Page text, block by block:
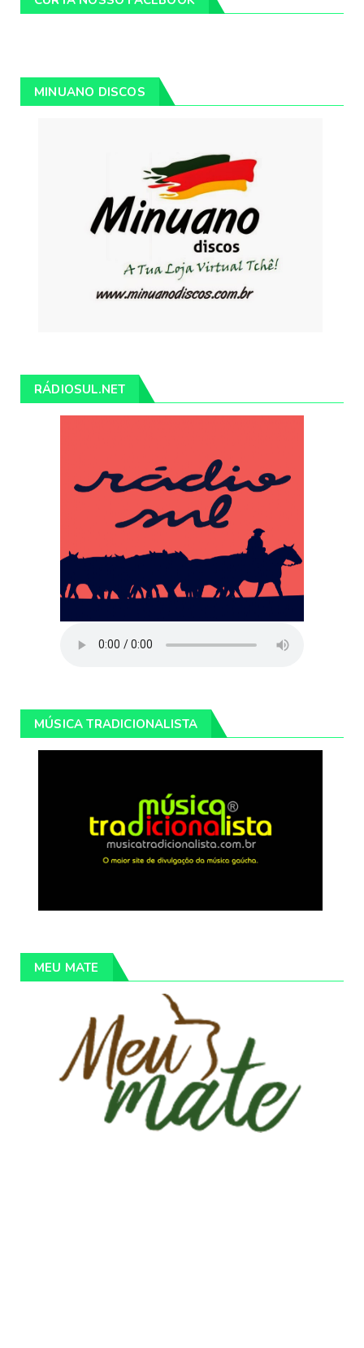
MINUANO DISCOS
RÁDIOSUL.NET
MÚSICA TRADICIONALISTA
MEU MATE